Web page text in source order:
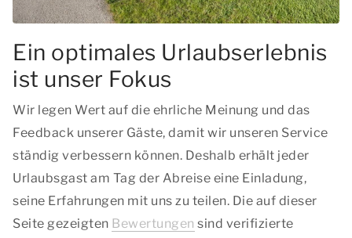
Ein optimales Urlaubserlebnis
ist unser Fokus
Wir legen Wert auf die ehrliche Meinung und das
Feedback unserer Gäste, damit wir unseren Service
ständig verbessern können. Deshalb erhält jeder
Urlaubsgast am Tag der Abreise eine Einladung,
seine Erfahrungen mit uns zu teilen. Die auf dieser
Seite gezeigten Bewertungen sind verifizierte